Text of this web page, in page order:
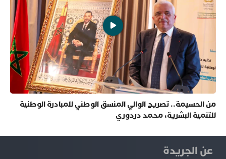
من الحسيمة.. تصريح الوالي المنسق الوطني للمبادرة الوطنية
للتنمية البشرية، محمد دردوري
عن الجريدة